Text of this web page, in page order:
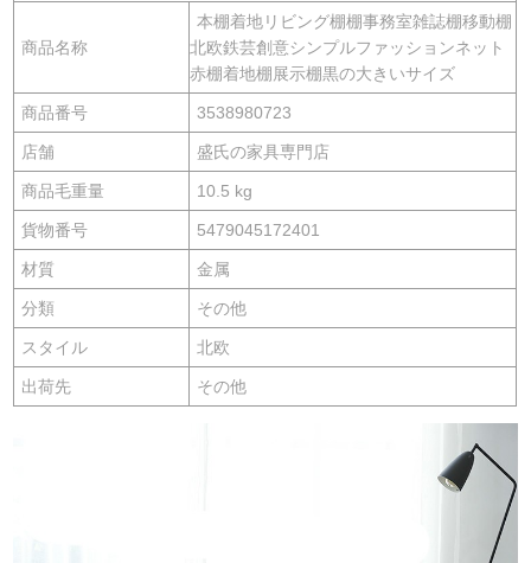
商品名称
本棚着地リビング棚棚事務室雑誌棚移動棚
北欧鉄芸創意シンプルファッションネット
赤棚着地棚展示棚黒の大きいサイズ
商品番号 3538980723
店舗 盛氏の家具専門店
商品毛重量 10.5 kg
貨物番号 5479045172401
材質 金属
分類 その他
スタイル 北欧
出荷先 その他